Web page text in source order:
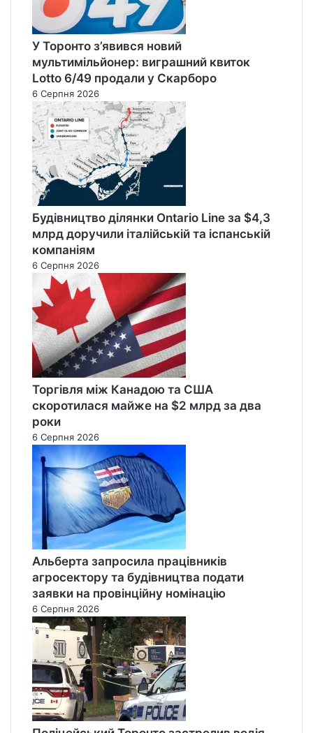
У Торонто з’явився новий
мультимільйонер: виграшний квиток
Lotto 6/49 продали у Скарборо
6 Серпня 2026
Будівництво ділянки Ontario Line за $4,3
млрд доручили італійській та іспанській
компаніям
6 Серпня 2026
Торгівля між Канадою та США
скоротилася майже на $2 млрд за два
роки
6 Серпня 2026
Альберта запросила працівників
агросектору та будівництва подати
заявки на провінційну номінацію
6 Серпня 2026